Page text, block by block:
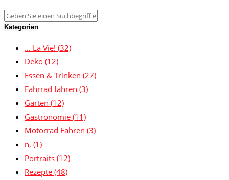
Kategorien
… La Vie! (32)
Deko (12)
Essen & Trinken (27)
Fahrrad fahren (3)
Garten (12)
Gastronomie (11)
Motorrad Fahren (3)
n, (1)
Portraits (12)
Rezepte (48)